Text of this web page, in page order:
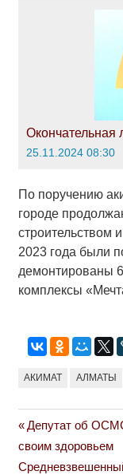
Окончательная
25.11.2024 08:30
По поручению
городе
строительством
2023 года были
демонтированы
комплексы
АКИМАТ АЛМАТЫ
Навигация
по
Previous
Post:
Депутат об
своим здоровьем
Next